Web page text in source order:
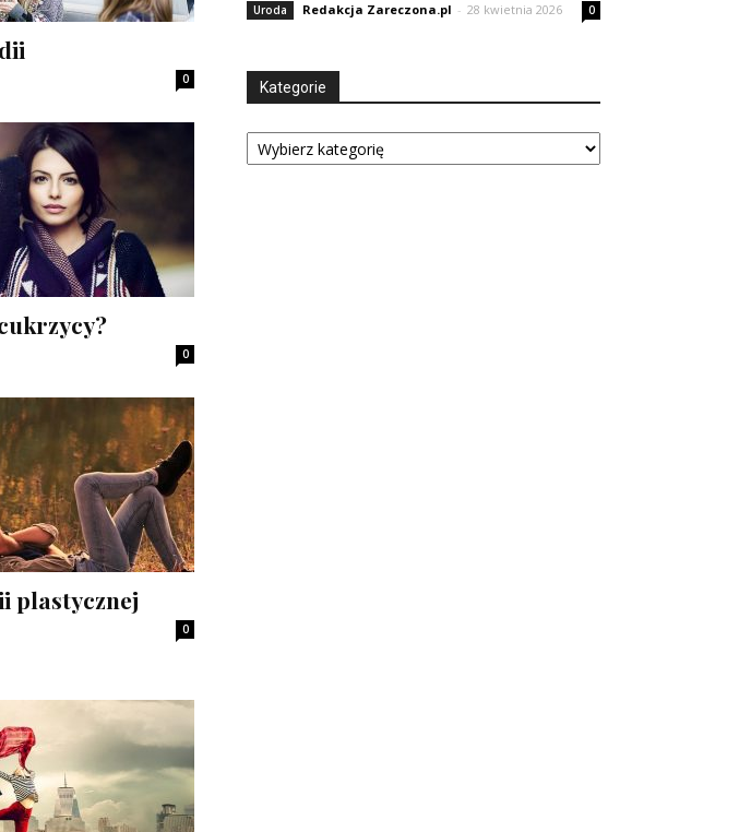
0
0
plastycznej
0
Uroda Redakcja Zareczona.pl - 28 kwietnia 2026 0
Kategorie
Kategorie